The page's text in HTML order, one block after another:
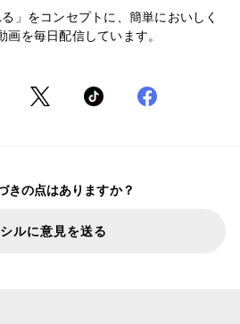
」をコンセプトに、簡単においしく
画を毎日配信しています。
きの点はありますか？
ルに意見を送る